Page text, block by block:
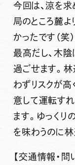
今回は、涼を求
局のところ麓
かったです（笑
最高だし、木
過ごせます。
わずリスクが高
意して運転す
ます。ゆっくり
を味わうのに林
【交通情報・問